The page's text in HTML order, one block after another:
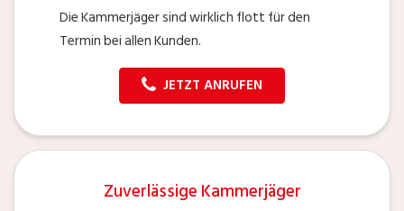
Die Kammerjäger sind wirklich flott für den
Termin bei allen Kunden.
JETZT ANRUFEN
Zuverlässige Kammerjäger